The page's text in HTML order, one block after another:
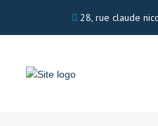
28, rue claude